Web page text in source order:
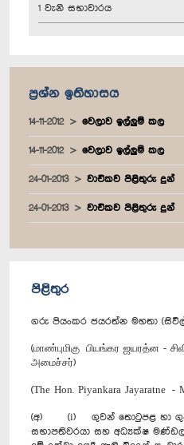
1 වැනි සභාවාරය
ප්‍රශ්න ඉතිහාසය
14-11-2012 වෙලාව ඉල්ලුම් කල
14-11-2012 වෙලාව ඉල්ලුම් කල
24-01-2013 වාචිකව පිළිතුරු දුන්
24-01-2013 වාචිකව පිළිතුරු දුන්
පිළිතුර
ගරු පියංකර ජයරත්න මහතා (සිවිල්
(மாண்புமிகு பியங்கர ஜயரத்ன -
அமைச்சர்)
(The Hon. Piyankara Jayaratne
(අ) (i) ගුවන් තොටුපළ හා
සභාපතිවරයා සහ අධ්‍යක්ෂ මණ්ඩල